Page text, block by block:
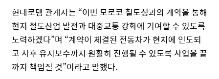
현대로템 관계자는 “이번 모로코 철도청과의 계약을 통해
현지 철도산업 발전과 대중교통 강화에 기여할 수 있도록
노력하겠다”며 “계약이 체결된 전동차가 현지에 인도되
고 사후 유지보수까지 원활히 진행될 수 있도록 사업을 끝
까지 책임질 것”이라고 말했다.